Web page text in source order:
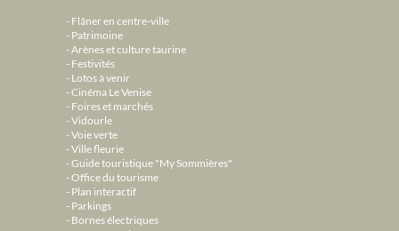
Flâner en centre-ville
Patrimoine
Arènes et culture taurine
Festivités
Lotos à venir
Cinéma Le Venise
Foires et marchés
Vidourle
Voie verte
Ville fleurie
Guide touristique "My Sommières"
Office du tourisme
Plan interactif
Parkings
Bornes électriques